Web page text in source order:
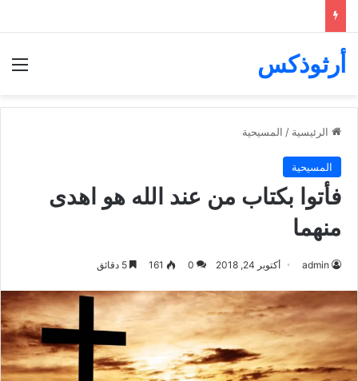
أرثوذكس
الرئيسية / المسيحية
المسيحية
فأتوا بكتاب من عند الله هو اهدى
منهما
admin أكتوبر 24, 2018 0
161